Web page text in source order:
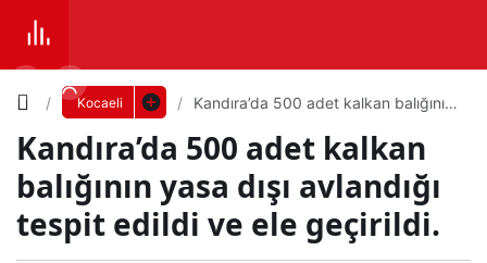
Kocaeli
Kandıra’da 500 adet kalkan balığının
geçirildi.
Kandıra’da 500 adet kalkan
balığının yasa dışı avlandığı
tespit edildi ve ele geçirildi.
Kan
Yazı
Boyutunu
Ayarla